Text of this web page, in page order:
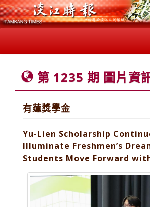
第 1235 期 圖片資
有蓮獎學金
Yu-Lien Scholarship
Illuminate Freshmen’s
Students Move Forward